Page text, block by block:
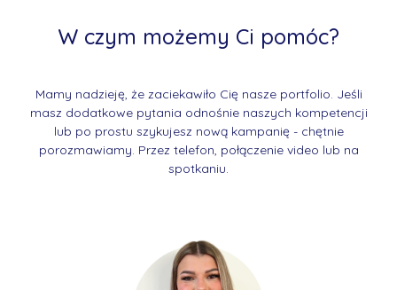
W czym możemy Ci pomóc?
Mamy nadzieję, że zaciekawiło Cię nasze portfolio. Jeśli
masz dodatkowe pytania odnośnie naszych kompetencji
lub po prostu szykujesz nową kampanię - chętnie
porozmawiamy. Przez telefon, połączenie video lub na
spotkaniu.